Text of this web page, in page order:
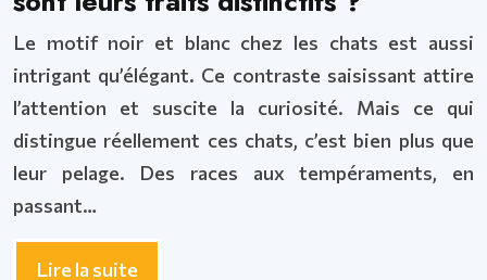
Le motif noir et blanc chez les chats est aussi
intrigant qu’élégant. Ce contraste saisissant attire
l’attention et suscite la curiosité. Mais ce qui
distingue réellement ces chats, c’est bien plus que
leur pelage. Des races aux tempéraments, en
passant…
Lire la suite